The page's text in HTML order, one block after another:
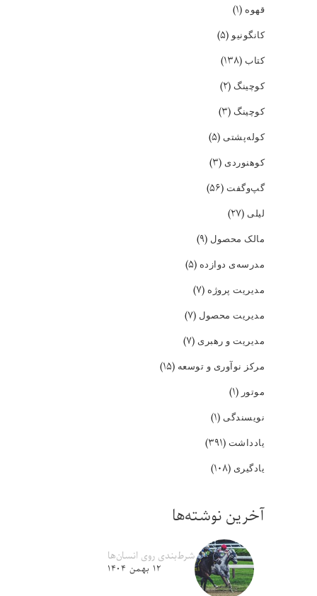
قهوه (۱)
کانگونیو (۵)
کتاب (۱۳۸)
کوچینگ (۲)
کوچینگ (۳)
کوله‌پشتی (۵)
کوهنوردی (۳)
گپ‌و‌گفت (۵۶)
لیلی (۲۷)
مالک محصول (۹)
مدرسه‌ی دوازده (۵)
مدیریت پروژه (۷)
مدیریت محصول (۷)
مدیریت و رهبری (۷)
مرکز نوآوری و توسعه (۱۵)
موتور (۱)
نویسندگی (۱)
یادداشت (۳۹۱)
یادگیری (۱۰۸)
آخرین نوشته‌ها
شرط‌بندی روی انسان‌ها
۱۲ بهمن ۱۴۰۴